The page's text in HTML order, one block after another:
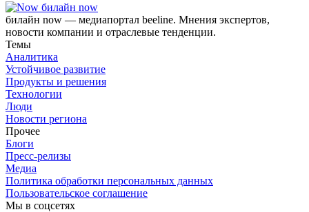
билайн now
билайн now — медиапортал beeline. Мнения экспертов,
новости компании и отраслевые тенденции.
Темы
Аналитика
Устойчивое развитие
Продукты и решения
Технологии
Люди
Новости региона
Прочее
Блоги
Пресс-релизы
Медиа
Политика обработки персональных данных
Пользовательское соглашение
Мы в соцсетях